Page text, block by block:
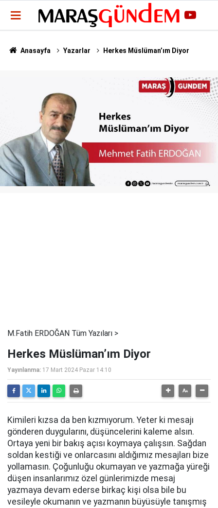
Anasayfa Yazarlar Herkes Müslüman’ım Diyor
M.Fatih ERDOĞAN Tüm Yazıları >
Herkes Müslüman’ım Diyor
Yayınlanma: 17 Mart 2024 Pazar 14:10
Kimileri kızsa da ben kızmıyorum. Yeter ki mesajı
gönderen duygularını, düşüncelerini kaleme alsın.
Ortaya yeni bir bakış açısı koymaya çalışsın. Sağdan
soldan kestiği ve onlarcasını aldığımız mesajları bize
yollamasın. Çoğunluğu okumayan ve yazmağa yüreği
düşen insanlarımız özel günlerimizde mesaj
yazmaya devam ederse birkaç kişi olsa bile bu
vesileyle okumanın ve yazmanın büyüsüyle tanışmış